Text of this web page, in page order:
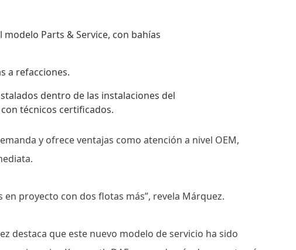
Parts & Service, con bahías
a refacciones.
dentro de las instalaciones del
técnicos certificados.
y ofrece ventajas como atención a nivel OEM,
en proyecto con dos flotas más”, revela Márquez.
destaca que este nuevo modelo de servicio ha sido